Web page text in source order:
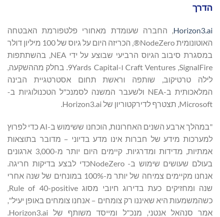
הדרך
Horizon3.ai, החברה שעומדת מאחורי פלטפורמת האבטחה
האוטונומית NodeZero®, הכריזה היום על גיוס של 100 מיליון דולר
במסגרת סיבוב הגיוס הרביעי שבוצע על ידי NEA, בהשתתפות
SignalFire,‏ Craft Ventures ו-9Yards Capital. בחלק מההשקעה,
לילה טרטיקוב, שותפה וראשת תחום אסטרטגיית הבינה
המלאכותית ב-NEA ולשעבר המשנה לסמנכ"ל הטכנולוגיות ב-
Microsoft, תצטרף לדירקטוריון של Horizon3.ai.
"במהלך ארבע השנים האחרונות, הוכחנו ששימוש ב-AI כדי לפרוץ
למערכות מידע של חברות אינו מדע בדיוני – מדובר בתוצאות
אמתיות, מדידות ומדרגיות. קיימים היום יותר מ-3,000 ארגונים
בעולם שעושים שימוש ב- NodeZeroכדי לבצע בדיקות חריגה.
אנחנו מקיימים צמיחה של יותר מ-100% במונחים של שנה אחרי
שנה ומחזיקים כעת בדירוג חיובי מסוג Rule of 40-positive,
כשהמשמעות היא שאיננו רק צומחים – אנחנו צומחים באופן יעיל",
אמר סנהאל אנטני, מנכ"ל ומייסד משותף של Horizon3.ai.